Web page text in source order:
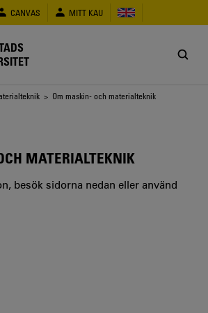
CANVAS MITT KAU
> Om maskin- och materialteknik
MATERIALTEKNIK
besök sidorna nedan eller använd